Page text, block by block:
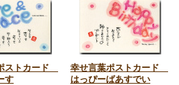
ストカード
す
幸せ言葉ポストカード
はっぴーばあすでい